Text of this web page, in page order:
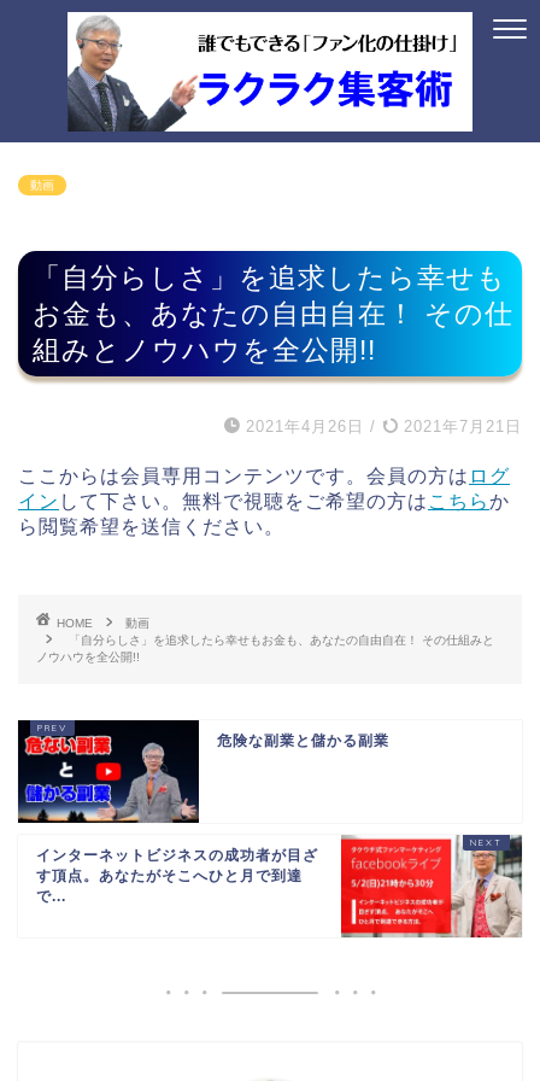
動画
「自分らしさ」を追求したら幸せも
お金も、あなたの自由自在！ その仕
組みとノウハウを全公開!!
2021年4月26日 / 2021年7月21日
ここからは会員専用コンテンツです。会員の方は ログ
イン して下さい。無料で視聴をご希望の方は こちらか
ら閲覧希望を送信ください。
HOME
動画
「自分らしさ」を追求したら幸せもお金も、あなたの自由自在！ その仕組みと
ノウハウを全公開!!
危険な副業と儲かる副業
インターネットビジネスの成功者が目ざ
す頂点。あなたがそこへひと月で到達
で...